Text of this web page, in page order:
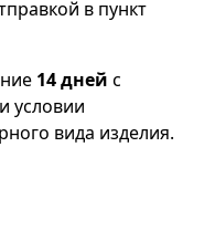
в пункт
14 дней с
условии
вида изделия.